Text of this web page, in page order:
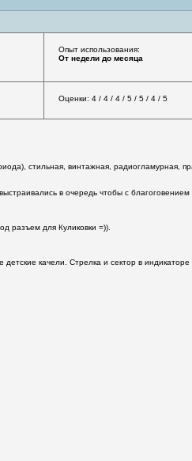
Опыт использования:
От недели до месяца
Оценки: 4 / 4 / 4 / 5 / 5 / 4 / 5
стильная, винтажная, радиогламурная,
в очередь чтобы с благоговением
разъем для Куликовки =)).
качели. Стрелка и сектор в индикаторе